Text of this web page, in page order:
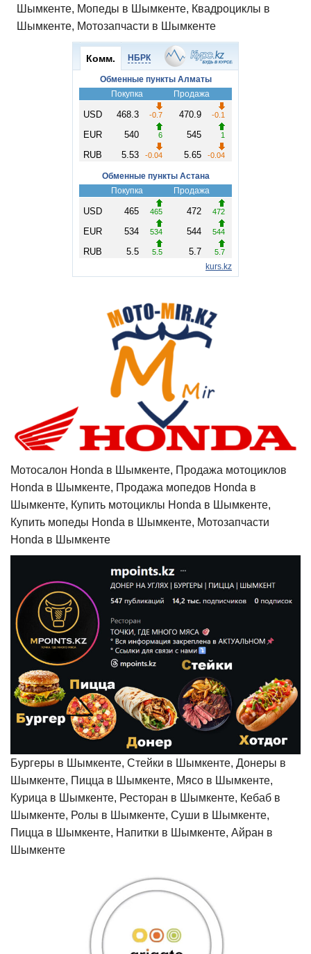
Шымкенте, Мопеды в Шымкенте, Квадроциклы в
Шымкенте, Мотозапчасти в Шымкенте
Мотосалон Honda в Шымкенте, Продажа мотоциклов
Honda в Шымкенте, Продажа мопедов Honda в
Шымкенте, Купить мотоциклы Honda в Шымкенте,
Купить мопеды Honda в Шымкенте, Мотозапчасти
Honda в Шымкенте
Бургеры в Шымкенте, Стейки в Шымкенте, Донеры в
Шымкенте, Пицца в Шымкенте, Мясо в Шымкенте,
Курица в Шымкенте, Ресторан в Шымкенте, Кебаб в
Шымкенте, Ролы в Шымкенте, Суши в Шымкенте,
Пицца в Шымкенте, Напитки в Шымкенте, Айран в
Шымкенте